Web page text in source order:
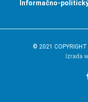
Informačno-
© 2021 COPYRIGHT
Izrada